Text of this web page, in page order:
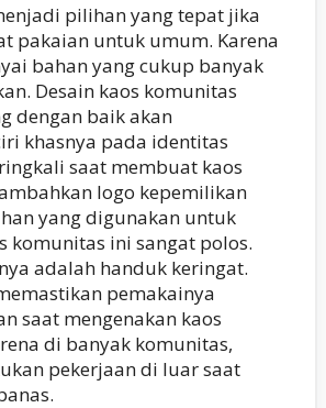
pilihan yang tepat jika
pakaian untuk umum. Karena
bahan yang cukup banyak
Desain kaos komunitas
dengan baik akan
khasnya pada identitas
saat membuat kaos
logo kepemilikan
yang digunakan untuk
komunitas ini sangat polos.
adalah handuk keringat.
pemakainya
saat mengenakan kaos
di banyak komunitas,
pekerjaan di luar saat